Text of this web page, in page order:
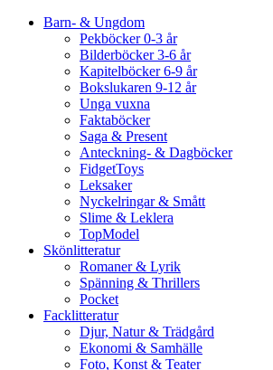
Barn- & Ungdom
Pekböcker 0-3 år
Bilderböcker 3-6 år
Kapitelböcker 6-9 år
Bokslukaren 9-12 år
Unga vuxna
Faktaböcker
Saga & Present
Anteckning- & Dagböcker
FidgetToys
Leksaker
Nyckelringar & Smått
Slime & Leklera
TopModel
Skönlitteratur
Romaner & Lyrik
Spänning & Thrillers
Pocket
Facklitteratur
Djur, Natur & Trädgård
Ekonomi & Samhälle
Foto, Konst & Teater